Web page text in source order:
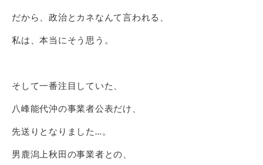
だから、政治とカネなんて言われる、
私は、本当にそう思う。
そして一番注目していた、
八峰能代沖の事業者公表だけ、
先送りとなりました…。
男鹿潟上秋田の事業者との、